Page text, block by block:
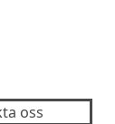
oss